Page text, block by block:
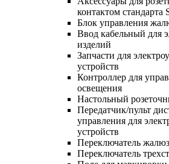
контактом стандарта
Блок управления
Ввод кабельный для
изделий
Запчасти для
устройств
Контроллер для
освещения
Настольный
Передатчик/пульт
управления для
устройств
Переключатель
Переключатель